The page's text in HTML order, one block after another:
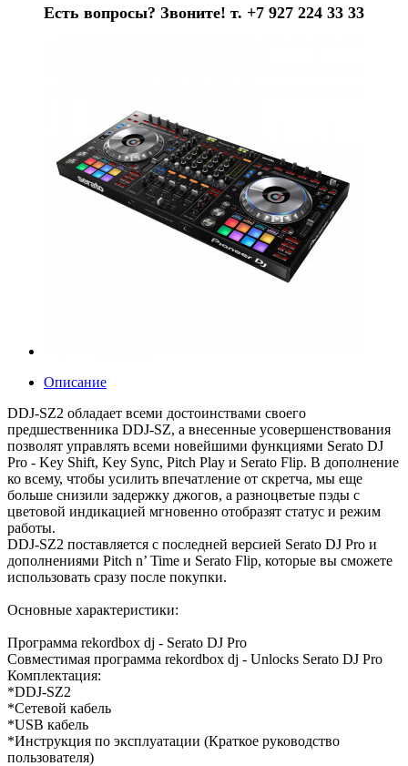
Есть вопросы? Звоните! т. +7 927 224 33 33
Описание
DDJ-SZ2 обладает всеми достоинствами своего
предшественника DDJ-SZ, а внесенные усовершенствования
позволят управлять всеми новейшими функциями Serato DJ
Pro - Key Shift, Key Sync, Pitch Play и Serato Flip. В дополнение
ко всему, чтобы усилить впечатление от скретча, мы еще
больше снизили задержку джогов, а разноцветые пэды с
цветовой индикацией мгновенно отобразят статус и режим
работы.
DDJ-SZ2 поставляется с последней версией Serato DJ Pro и
дополнениями Pitch n’ Time и Serato Flip, которые вы сможете
использовать сразу после покупки.
Основные характеристики:
Программа rekordbox dj - Serato DJ Pro
Совместимая программа rekordbox dj - Unlocks Serato DJ Pro
Комплектация:
*DDJ-SZ2
*Сетевой кабель
*USB кабель
*Инструкция по эксплуатации (Краткое руководство
пользователя)